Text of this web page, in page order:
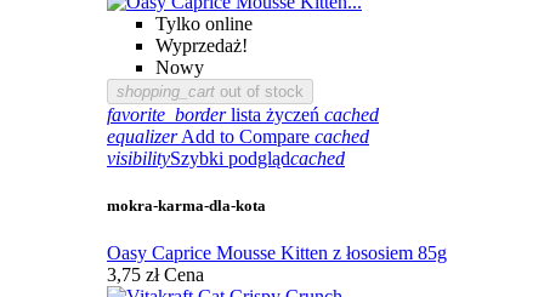
Tylko online
Wyprzedaż!
Nowy
shopping_cart out of stock
favorite_border lista życzeń cached
equalizer Add to Compare cached
visibilitySzybki podglądcached
mokra-karma-dla-kota
Oasy Caprice Mousse Kitten z łososiem 85g
3,75 zł Cena